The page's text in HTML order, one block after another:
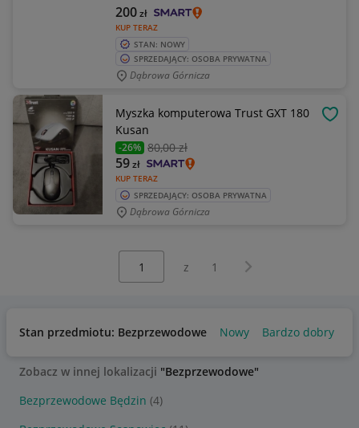
KUP TERAZ
200zł
STAN: NOWY
SPRZEDAJĄCY: OSOBA PRYWATNA
Dąbrowa Górnicza
Myszka komputerowa Trust GXT 180
Kusan
-26% 80,00 zł
KUP TERAZ
59zł
SPRZEDAJĄCY: OSOBA PRYWATNA
Dąbrowa Górnicza
z 1 Następna strona
Stan przedmiotu: Bezprzewodowe Nowy Bardzo dobry
Zobacz w innej lokalizacji "Bezprzewodowe"
Bezprzewodowe Będzin (4)